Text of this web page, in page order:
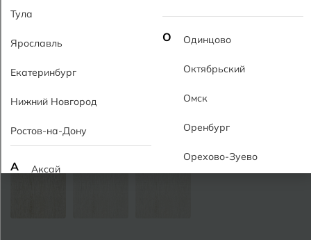
Тула
Ярославль
Екатеринбург
Нижний Новгород
Ростов-на-Дону
А Аксай
О Одинцово
Октябрьский
Омск
Оренбург
Орехово-Зуево